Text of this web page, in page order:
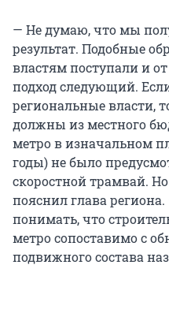
— Не думаю, что мы
результат. Подобные
властям поступали и
подход следующий.
региональные власти,
должны из местного
метро в изначальном
годы) не было
скоростной трамвай.
пояснил глава
понимать, что
метро сопоставимо с
подвижного состава